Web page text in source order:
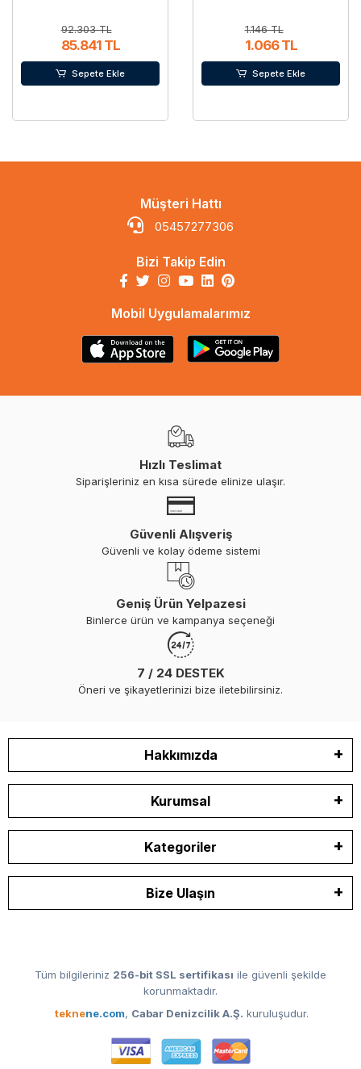
92.303 TL
85.841 TL
Sepete Ekle
1.146 TL
1.066 TL
Sepete Ekle
Müşteri Hattı
05457277306
Bizi Takip Edin
Mobil Uygulamalarımız
Hızlı Teslimat
Siparişleriniz en kısa sürede elinize ulaşır.
Güvenli Alışveriş
Güvenli ve kolay ödeme sistemi
Geniş Ürün Yelpazesi
Binlerce ürün ve kampanya seçeneği
7 / 24 DESTEK
Öneri ve şikayetlerinizi bize iletebilirsiniz.
Hakkımızda
Kurumsal
Kategoriler
Bize Ulaşın
Tüm bilgileriniz 256-bit SSL sertifikası ile güvenli şekilde
korunmaktadır.
teknene.com, Cabar Denizcilik A.Ş. kuruluşudur.